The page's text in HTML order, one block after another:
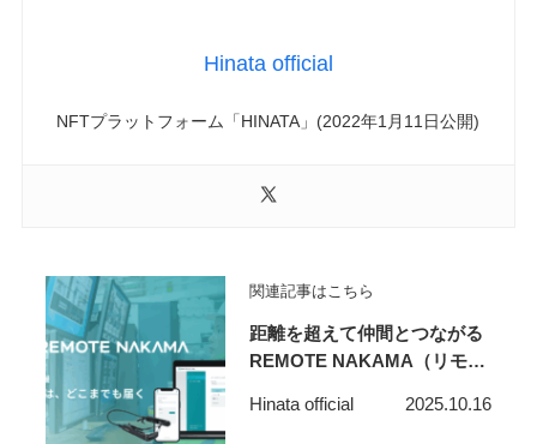
Hinata official
NFTプラットフォーム「HINATA」(2022年1月11日公開)
関連記事はこちら
距離を超えて仲間とつながる
REMOTE NAKAMA（リモー
くコミュニケーション
Hinata official 2025.10.16